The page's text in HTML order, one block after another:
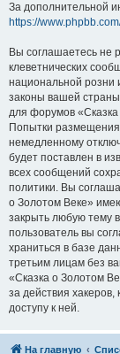
За дополнительной
https://
Вы соглашаетесь не
клеветнических
национальной розни
законы вашей
для форумов
Попытки размещения
немедленному
будет поставлен в
всех сообщений
политики. Вы
о Золотом Веке»
закрыть любую тему
пользователь вы
храниться в базе
третьим лицам без
«Сказка о Золотом
за действия
доступу к ней.
На главную